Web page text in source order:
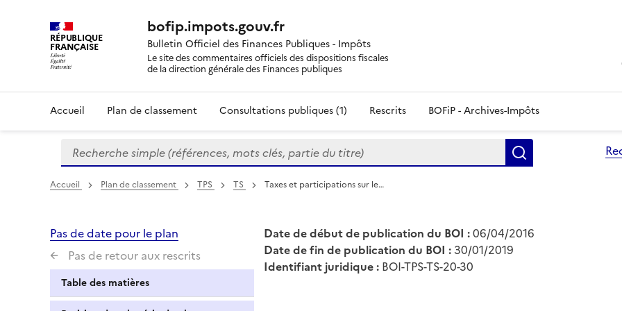
RÉPUBLIQUE
FRANÇAISE
bofip.impots.gouv.fr
Bulletin Officiel des Finances Publiques - Impôts
Le site des commentaires officiels des dispositions fiscales
de la direction générale des Finances publiques
Accueil Plan de classement Consultations publiques (1) Rescrits BOFiP - Archives-Impôts
Formulaire
de
recherche
Recherche simple (références, mots clés, partie du titre)
Accueil Plan de classement TPS TS Taxes et participations sur le…
Pas de date pour le plan
Pas de retour aux rescrits
Table des matières
Date de début de publication du BOI :06/04/2016
Date de fin de publication du BOI : 30/01/2019
Identifiant juridique : BOI-TPS-TS-20-30